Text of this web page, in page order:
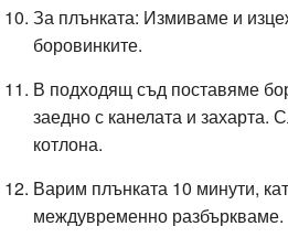
За плънката: Измиваме и
боровинките.
В подходящ съд поставяме
заедно с канелата и захарта.
котлона.
Варим плънката 10 минути,
междувременно разбъркваме.